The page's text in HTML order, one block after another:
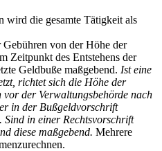
wird die gesamte Tätigkeit als
von der Höhe der
Zeitpunkt des Entstehens der
Geldbuße maßgebend. Ist eine
richtet sich die Höhe der
vor der Verwaltungsbehörde nach
in der Bußgeldvorschrift
Sind in einer Rechtsvorschrift
diese maßgebend. Mehrere